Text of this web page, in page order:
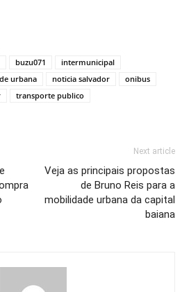
buzu071
intermunicipal
urbana noticia salvador
onibus
transporte publico
Next article
Veja as principais propostas
de Bruno Reis para a
mobilidade urbana da capital
baiana